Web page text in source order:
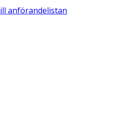
anförandelistan